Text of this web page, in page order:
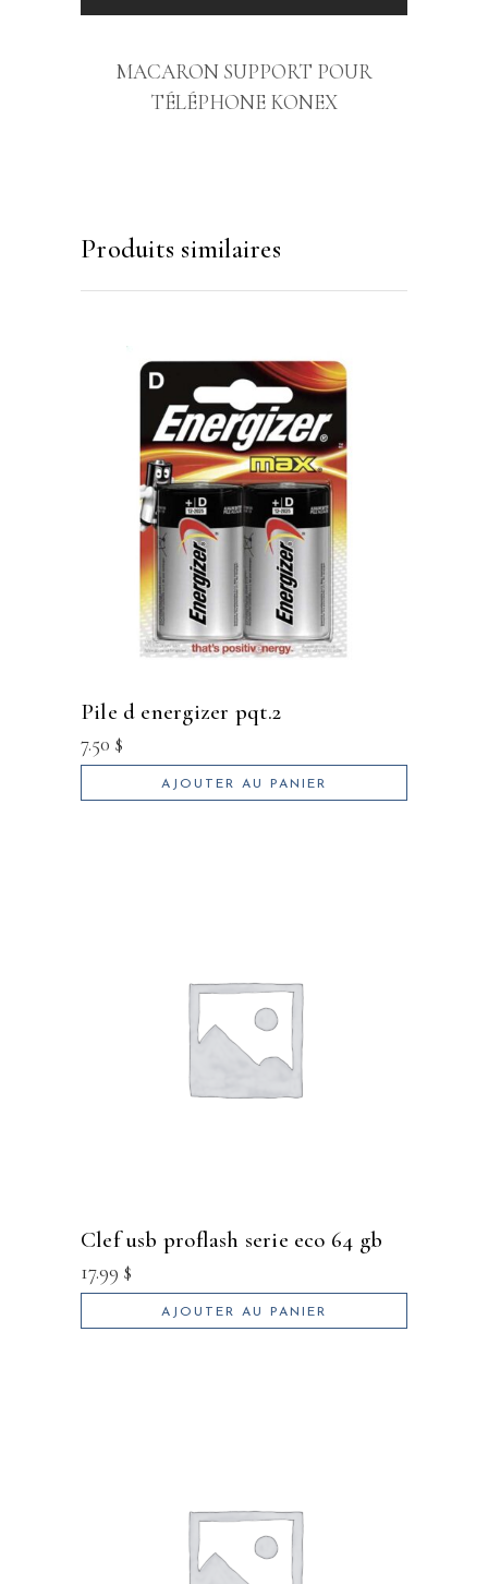
MACARON SUPPORT POUR
TÉLÉPHONE KONEX
Produits similaires
pile d energizer pqt.2
7.50 $
AJOUTER AU PANIER
clef usb proflash serie eco 64 gb
17.99 $
AJOUTER AU PANIER